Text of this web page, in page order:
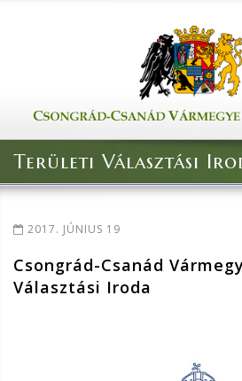
Területi Választási
2017. JÚNIUS 19
Csongrád-Csanád
Választási Iroda